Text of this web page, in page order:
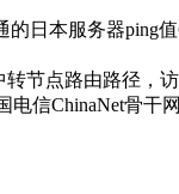
本服务器ping值
节点路由路径，
信ChinaNet骨干